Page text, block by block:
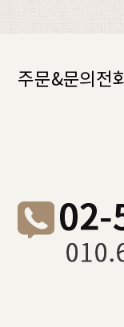
주문&문의전